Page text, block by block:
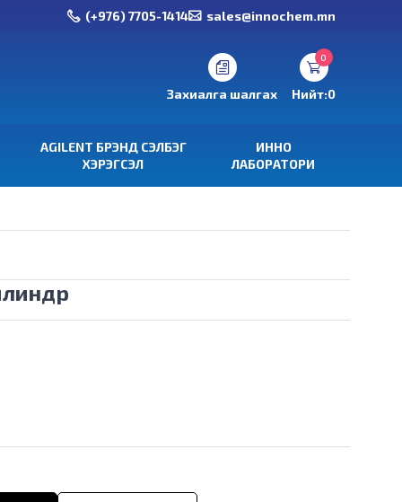
(+976) 7705-1414 sales@innochem.mn
Захиалга шалгах
0
Нийт:0
AGILENT БРЭНД СЭЛБЭГ
ХЭРЭГСЭЛ
ИННО
ЛАБОРАТОРИ